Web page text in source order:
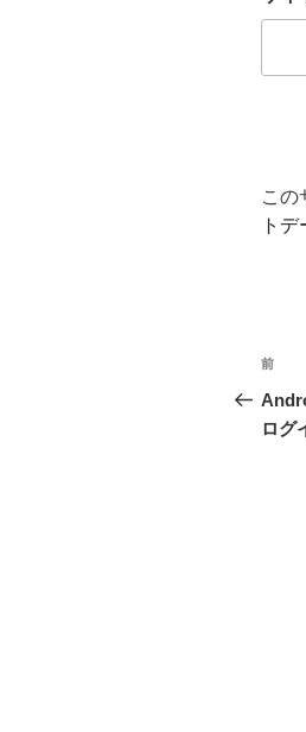
この
ト
投
稿
ナ
前
の
投
前
ログ